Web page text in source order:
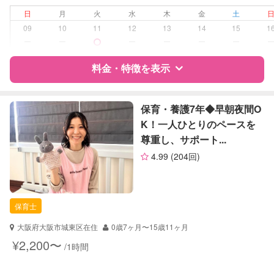
夜間対応
お泊まり保育
障がい児対応 対応可否は個別に相談
レッスン なし
定期予約 可能
お子様の撮影
（定期特典）
対応不可
日 月 火 水 木 金 土
09
10 11 12 13 14 15
料金・特徴を表示
特徴 料金 レビュー
サポートの特徴
企業型割引対象(旧内閣府補助対象)
保育士
対応可能/特徴
早朝対応
保育・養護7年◆早朝夜間O
K！一人ひとりのペースを
尊重し、サポート...
4.99 (204回)
保育士
大阪府大阪市城東区在住
0歳7ヶ月〜15歳11ヶ月
¥2,200〜 /1時間